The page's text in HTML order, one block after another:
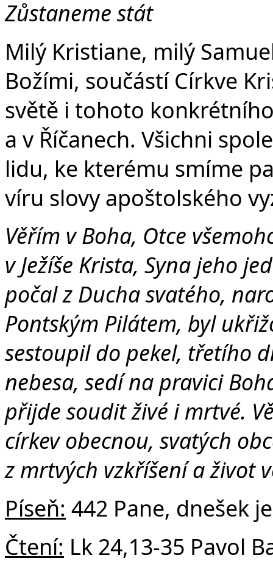
Zůstaneme stát
Milý Kristiane, milý
Božími, součástí Církve
světě i tohoto
a v Říčanech. Všichni
lidu, ke kterému smíme
víru slovy apoštolského
Věřím v Boha, Otce
v Ježíše Krista, Syna jeho
počal z Ducha svatého,
Pontským Pilátem, byl
sestoupil do pekel, třetího
nebesa, sedí na pravici
přijde soudit živé i mrtvé.
církev obecnou, svatých
z mrtvých vzkříšení a život
Píseň: 442 Pane, dnešek
Čtení: Lk 24,13-35 Pavol